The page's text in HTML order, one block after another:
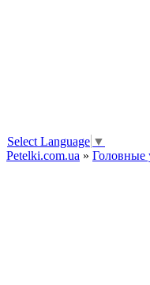
Select Language ▼
Petelki.com.ua » Головные